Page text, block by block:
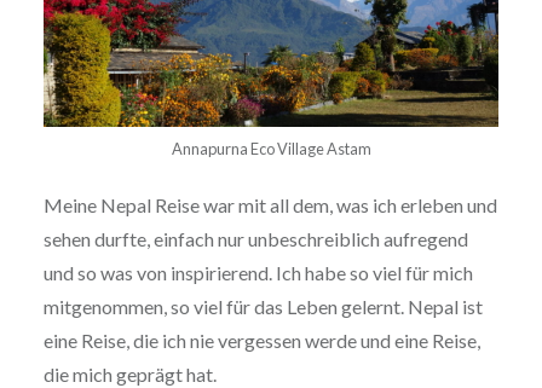
Annapurna Eco Village Astam
Meine Nepal Reise war mit all dem, was ich erleben und
sehen durfte, einfach nur unbeschreiblich aufregend
und so was von inspirierend. Ich habe so viel für mich
mitgenommen, so viel für das Leben gelernt. Nepal ist
eine Reise, die ich nie vergessen werde und eine Reise,
die mich geprägt hat.